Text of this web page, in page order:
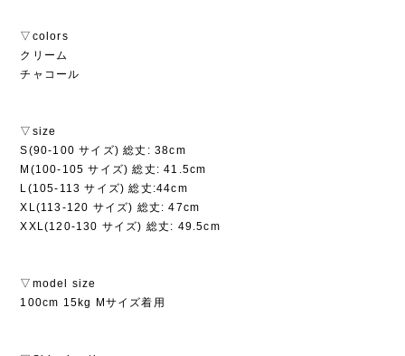
▽colors
クリーム
チャコール
▽size
S(90-100 サイズ) 総丈: 38cm
M(100-105 サイズ) 総丈: 41.5cm
L(105-113 サイズ) 総丈:44cm
XL(113-120 サイズ) 総丈: 47cm
XXL(120-130 サイズ) 総丈: 49.5cm
▽model size
100cm 15kg Mサイズ着用